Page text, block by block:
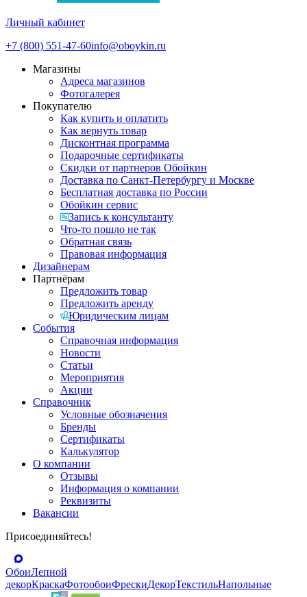
Личный кабинет
+7 (800) 551-47-60info@oboykin.ru
Магазины
Адреса магазинов
Фотогалерея
Покупателю
Как купить и оплатить
Как вернуть товар
Дисконтная программа
Подарочные сертификаты
Скидки от партнеров Обойкин
Доставка по Санкт-Петербургу и Москве
Бесплатная доставка по России
Обойкин сервис
Запись к консультанту
Что-то пошло не так
Обратная связь
Правовая информация
Дизайнерам
Партнёрам
Предложить товар
Предложить аренду
Юридическим лицам
События
Справочная информация
Новости
Статьи
Мероприятия
Акции
Справочник
Условные обозначения
Бренды
Сертификаты
Калькулятор
О компании
Отзывы
Информация о компании
Реквизиты
Вакансии
Присоединяйтесь!
ОбоиЛепной
декорКраскаФотообоиФрескиДекорТекстильНапольные